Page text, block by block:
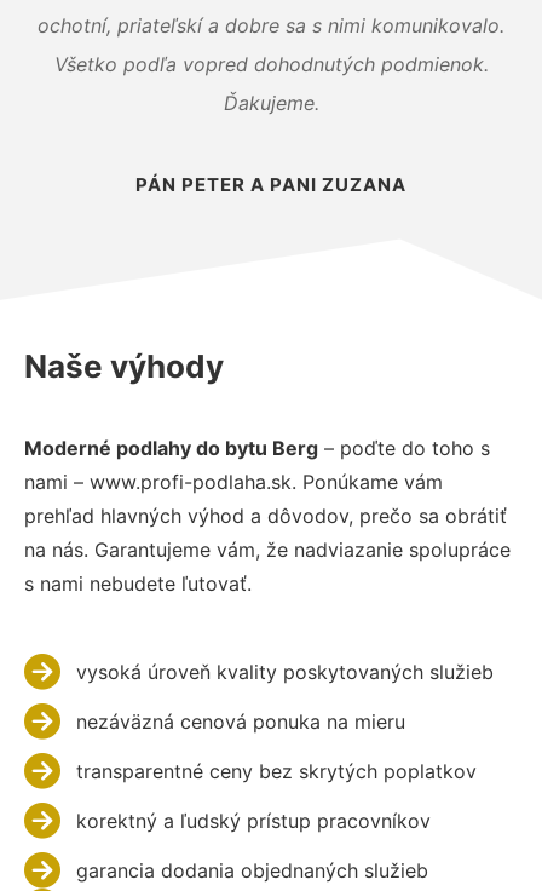
ochotní, priateľskí a dobre sa s nimi komunikovalo.
Všetko podľa vopred dohodnutých podmienok.
Ďakujeme.
PÁN PETER A PANI ZUZANA
Naše výhody
Moderné podlahy do bytu Berg – poďte do toho s
nami – www.profi-podlaha.sk. Ponúkame vám
prehľad hlavných výhod a dôvodov, prečo sa obrátiť
na nás. Garantujeme vám, že nadviazanie spolupráce
s nami nebudete ľutovať.
vysoká úroveň kvality poskytovaných služieb
nezáväzná cenová ponuka na mieru
transparentné ceny bez skrytých poplatkov
korektný a ľudský prístup pracovníkov
garancia dodania objednaných služieb